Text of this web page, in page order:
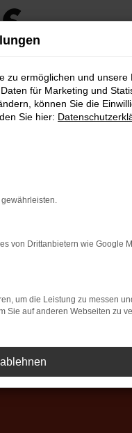
ermöglichen und unsere
für Marketing und
können Sie die
Sie hier:
von Drittanbietern wie Google
um die Leistung zu messen
auf anderen Webseiten zu